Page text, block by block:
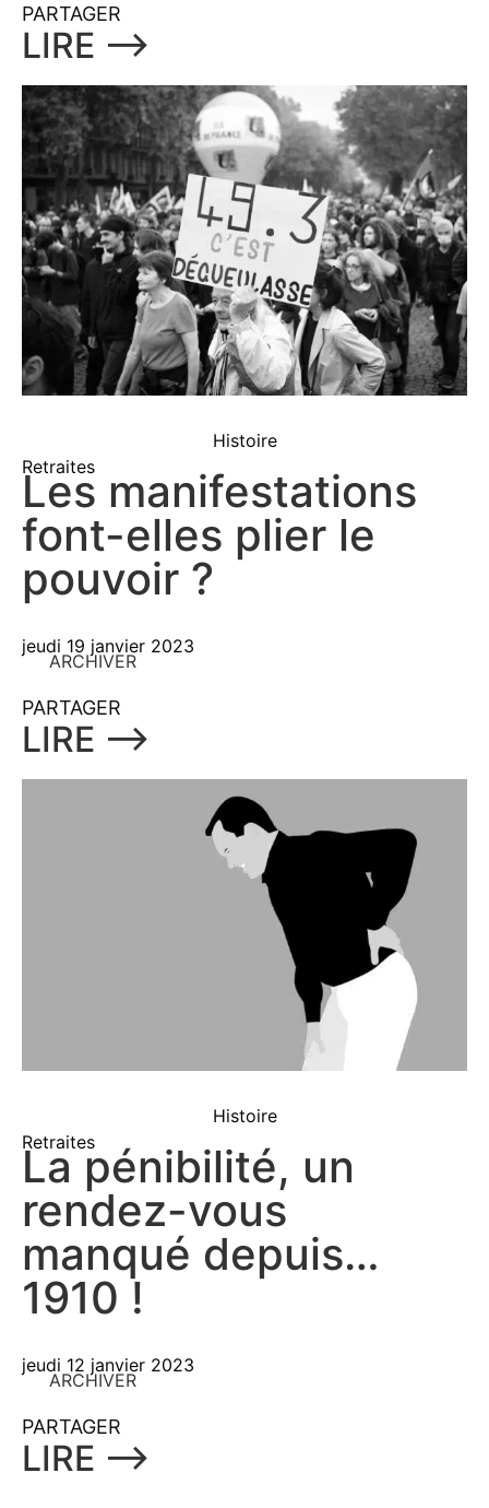
PARTAGER
LIRE ⟶
Histoire
Retraites
Les manifestations
font-elles plier le
pouvoir ?
jeudi 19 janvier 2023
ARCHIVER
PARTAGER
LIRE ⟶
Histoire
Retraites
La pénibilité, un
rendez-vous
manqué depuis…
1910 !
jeudi 12 janvier 2023
ARCHIVER
PARTAGER
LIRE ⟶